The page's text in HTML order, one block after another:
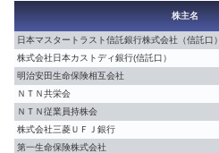
株主名
日本マスタートラスト信託銀行株式会社（信託口）
株式会社日本カストディ銀行(信託口）
明治安田生命保険相互会社
ＮＴＮ共栄会
ＮＴＮ従業員持株会
株式会社三菱ＵＦＪ銀行
第一生命保険株式会社